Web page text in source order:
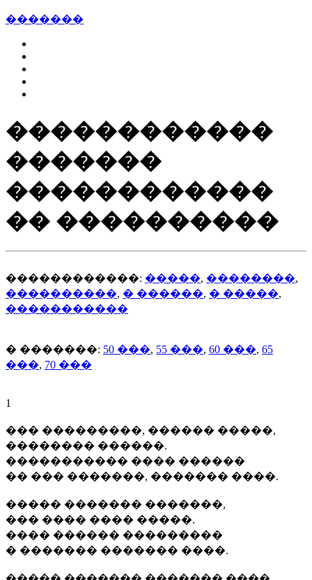
�������
������������
�������
������������
�� ����������
������������: �����, ��������,
����������, � ������, � �����,
�����������
� �������: 50 ���, 55 ���, 60 ���, 65
���, 70 ���
1
��� ���������, ������ �����,
�������� ������.
����������� ���� ������
�� ��� �������, ������� ����.
����� ������� �������,
��� ���� ���� �����.
���� ������ ���������
� ������� ������� ����.